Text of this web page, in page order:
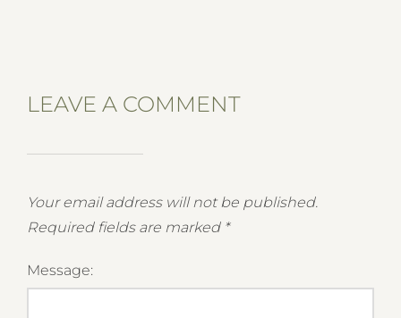
LEAVE A COMMENT
Your email address will not be published.
Required fields are marked *
Message: